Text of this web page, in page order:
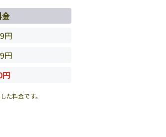
円
円
た料金です。